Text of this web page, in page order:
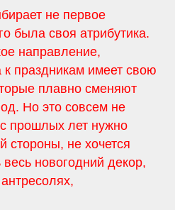
не первое
была своя атрибутика.
направление,
праздникам имеет свою
плавно сменяют
Но это совсем не
прошлых лет нужно
стороны, не хочется
весь новогодний декор,